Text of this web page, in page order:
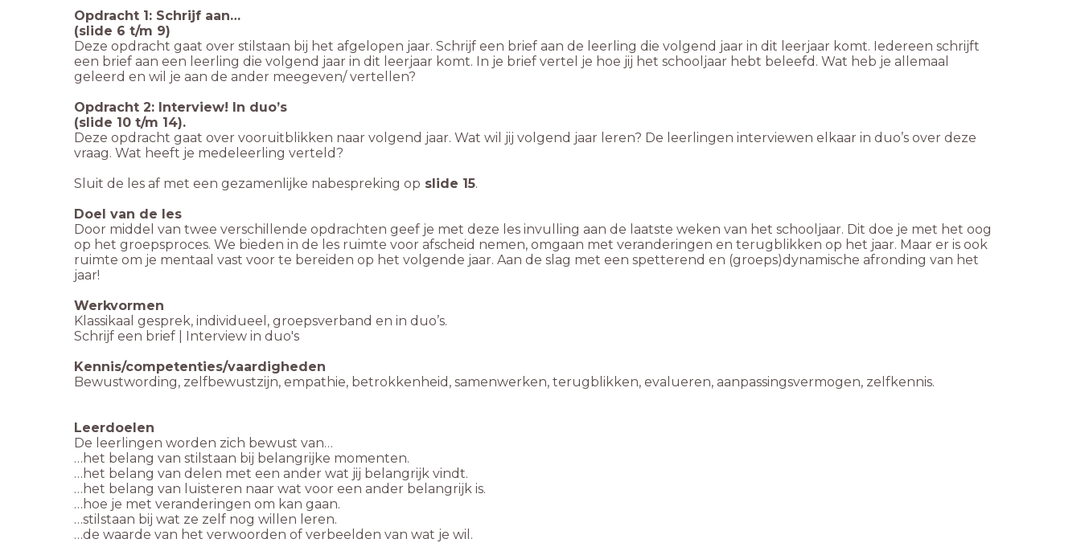
Opdracht 1: Schrijf aan…
(slide 6 t/m 9)
Deze opdracht gaat over stilstaan bij het afgelopen jaar. Schrijf een brief aan de leerling die volgend jaar in dit leerjaar komt. Iedereen schrijft
een brief aan een leerling die volgend jaar in dit leerjaar komt. In je brief vertel je hoe jij het schooljaar hebt beleefd. Wat heb je allemaal
geleerd en wil je aan de ander meegeven/ vertellen?
Opdracht 2: Interview! In duo’s
(slide 10 t/m 14).
Deze opdracht gaat over vooruitblikken naar volgend jaar. Wat wil jij volgend jaar leren? De leerlingen interviewen elkaar in duo’s over deze
vraag. Wat heeft je medeleerling verteld?
Sluit de les af met een gezamenlijke nabespreking op slide 15.
Doel van de les
Door middel van twee verschillende opdrachten geef je met deze les invulling aan de laatste weken van het schooljaar. Dit doe je met het oog
op het groepsproces. We bieden in de les ruimte voor afscheid nemen, omgaan met veranderingen en terugblikken op het jaar. Maar er is ook
ruimte om je mentaal vast voor te bereiden op het volgende jaar. Aan de slag met een spetterend en (groeps)dynamische afronding van het
jaar!
Werkvormen
Klassikaal gesprek, individueel, groepsverband en in duo’s.
Schrijf een brief | Interview in duo's
Kennis/competenties/vaardigheden
Bewustwording, zelfbewustzijn, empathie, betrokkenheid, samenwerken, terugblikken, evalueren, aanpassingsvermogen, zelfkennis.
Leerdoelen
De leerlingen worden zich bewust van…
…het belang van stilstaan bij belangrijke momenten.
…het belang van delen met een ander wat jij belangrijk vindt.
…het belang van luisteren naar wat voor een ander belangrijk is.
…hoe je met veranderingen om kan gaan.
…stilstaan bij wat ze zelf nog willen leren.
…de waarde van het verwoorden of verbeelden van wat je wil.